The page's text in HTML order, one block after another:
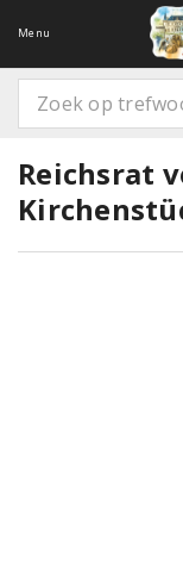
Menu
Reichsrat